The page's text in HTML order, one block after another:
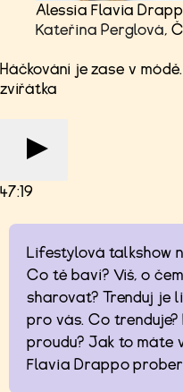
Alessia Flavia
Kateřina Perglová,
Háčkování je zase v
zvířátka
47:19
Lifestylová talkshow
Co tě baví? Víš, o
sharovat? Trenduj je
pro vás. Co
proudu? Jak to máte
Flavia Drappo